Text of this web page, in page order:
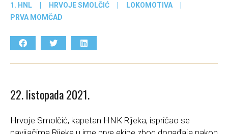
1. HNL | HRVOJE SMOLČIĆ | LOKOMOTIVA
|
PRVA MOMČAD
22. listopada 2021.
Hrvoje Smolčić, kapetan HNK Rijeka, ispričao se